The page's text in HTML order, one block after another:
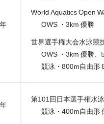
World Aquatics Open
OWS ・3km 優勝
世界選手権大会水泳競
OWS ・3km 優勝
競泳・800m自由形
第101回日本選手権水
競泳・400m自由形